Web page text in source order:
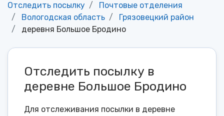
Отследить посылку
Почтовые отделения
Вологодская область
Грязовецкий район
деревня Большое Бродино
Отследить посылку в
деревне Большое Бродино
Для отслеживания посылки в деревне